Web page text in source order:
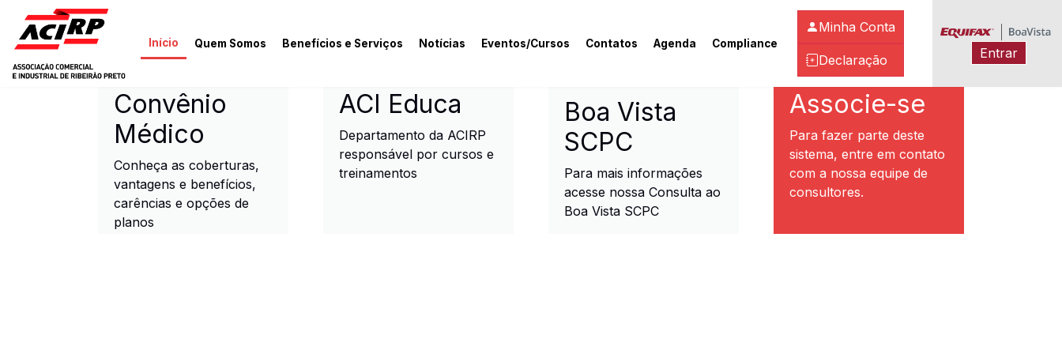
Pular para o conteúdo principal
Início Quem Somos Benefícios e Serviços Notícias Eventos/Cursos Contatos Agenda Compliance
Minha Conta
Declaração Entrar
ACIRP - Associação Comercial e Industrial de Ribeirão Preto
Convênio
Médico
Conheça as coberturas,
vantagens e benefícios,
carências e opções de
planos
ACI Educa
Departamento da ACIRP
responsável por cursos e
treinamentos
Boa Vista
SCPC
Para mais informações
acesse nossa Consulta ao
Boa Vista SCPC
Associe-se
Para fazer parte deste
sistema, entre em contato
com a nossa equipe de
consultores.